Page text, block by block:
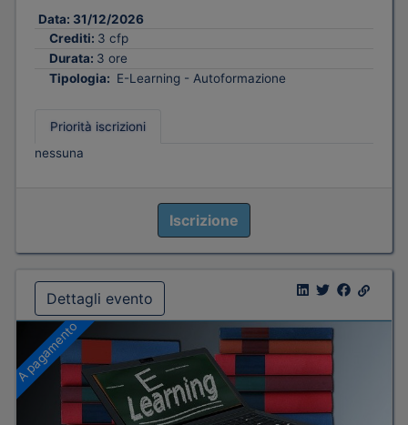
Data: 31/12/2026
Crediti: 3 cfp
Durata: 3 ore
Tipologia: E-Learning - Autoformazione
Priorità iscrizioni
nessuna
Iscrizione
Dettagli evento
A pagamento